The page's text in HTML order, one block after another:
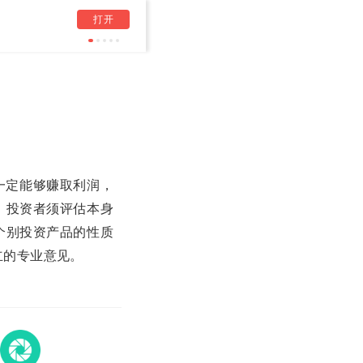
标题2026-05-12 21:45:25
打开
能够赚取利润，
投资者须评估本身
别投资产品的性质
专业意见。